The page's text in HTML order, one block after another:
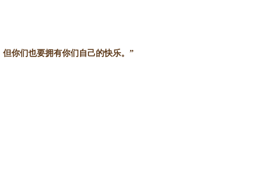
但你们也要拥有你们自己的快乐。”